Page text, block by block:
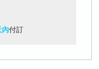
內付訂